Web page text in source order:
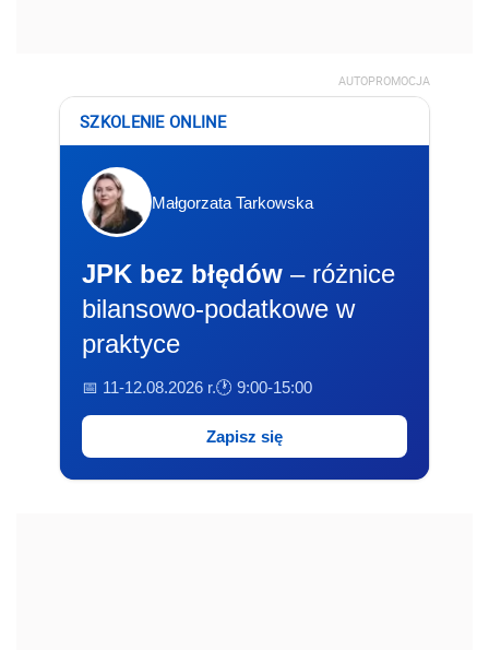
AUTOPROMOCJA
SZKOLENIE ONLINE
Małgorzata Tarkowska
JPK bez błędów – różnice
bilansowo-podatkowe w
praktyce
📅 11-12.08.2026 r.🕐 9:00-15:00
Zapisz się